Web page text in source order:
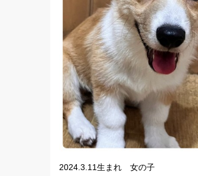
2024.3.11生まれ 女の子